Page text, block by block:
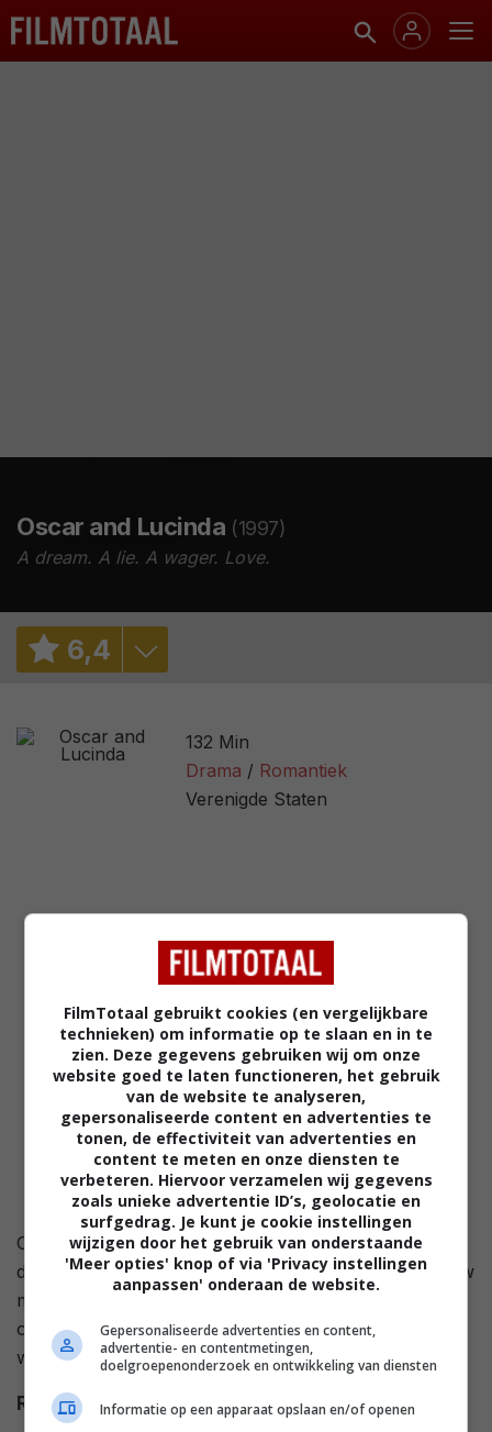
Oscar and Lucinda (1997)
A dream. A lie. A wager. Love.
6,4
6,5/ 7366
66%
65/ 22
132 Min
Drama
Romantiek
Verenigde Staten
Oscar is priester en gokt in het geheim om de winst
daarna aan de armen te geven. Lucinda is zakenvrouw
met een wild leven. Wanneer ze elkaar toevallig
ontmoeten nemen de levens van beide een andere
wending.
Regie Gillian Armstrong.
FilmTotaal gebruikt cookies (en vergelijkbare
technieken) om informatie op te slaan en in te
zien. Deze gegevens gebruiken wij om onze
website goed te laten functioneren, het gebruik
van de website te analyseren,
gepersonaliseerde content en advertenties te
tonen, de effectiviteit van advertenties en
content te meten en onze diensten te
verbeteren. Hiervoor verzamelen wij gegevens
zoals unieke advertentie ID’s, geolocatie en
surfgedrag. Je kunt je cookie instellingen
wijzigen door het gebruik van onderstaande
'Meer opties' knop of via 'Privacy instellingen
aanpassen' onderaan de website.
Gepersonaliseerde advertenties en content,
advertentie- en contentmetingen,
doelgroepenonderzoek en ontwikkeling van diensten
Informatie op een apparaat opslaan en/of openen